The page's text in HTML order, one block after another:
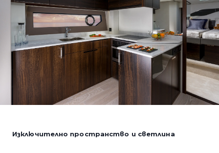
Изключително пространство и светлина